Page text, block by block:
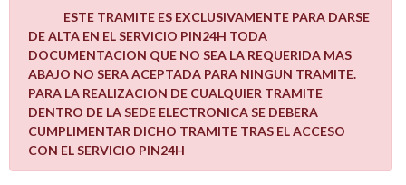
ESTE TRAMITE ES EXCLUSIVAMENTE PARA DARSE
DE ALTA EN EL SERVICIO PIN24H TODA
DOCUMENTACION QUE NO SEA LA REQUERIDA MAS
ABAJO NO SERA ACEPTADA PARA NINGUN TRAMITE.
PARA LA REALIZACION DE CUALQUIER TRAMITE
DENTRO DE LA SEDE ELECTRONICA SE DEBERA
CUMPLIMENTAR DICHO TRAMITE TRAS EL ACCESO
CON EL SERVICIO PIN24H